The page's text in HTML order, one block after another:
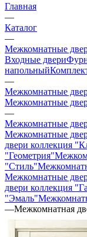
Главная
—
Каталог
—
Межкомнатные
Входные двери
напольный
—
Межкомнатные
Межкомнатные
—
Межкомнатные
Межкомнатные
двери коллекция
"Геометрия"
"Стиль"
Межкомнатные
двери коллекция
"Эмаль"
—Межкомнатная